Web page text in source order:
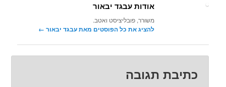
אודות עבגד יבאור
משורר, פובליציסט ואטב.
להציג את כל הפוסטים מאת עבגד יבאור‏ ←
כתיבת תגובה